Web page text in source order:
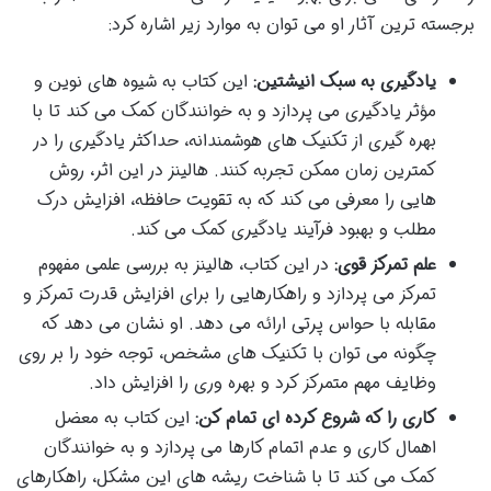
برجسته ترین آثار او می توان به موارد زیر اشاره کرد:
یادگیری به سبک انیشتین: این کتاب به شیوه های نوین و
مؤثر یادگیری می پردازد و به خوانندگان کمک می کند تا با
بهره گیری از تکنیک های هوشمندانه، حداکثر یادگیری را در
کمترین زمان ممکن تجربه کنند. هالینز در این اثر، روش
هایی را معرفی می کند که به تقویت حافظه، افزایش درک
مطلب و بهبود فرآیند یادگیری کمک می کند.
علم تمرکز قوی: در این کتاب، هالینز به بررسی علمی مفهوم
تمرکز می پردازد و راهکارهایی را برای افزایش قدرت تمرکز و
مقابله با حواس پرتی ارائه می دهد. او نشان می دهد که
چگونه می توان با تکنیک های مشخص، توجه خود را بر روی
وظایف مهم متمرکز کرد و بهره وری را افزایش داد.
کاری را که شروع کرده ای تمام کن: این کتاب به معضل
اهمال کاری و عدم اتمام کارها می پردازد و به خوانندگان
کمک می کند تا با شناخت ریشه های این مشکل، راهکارهای